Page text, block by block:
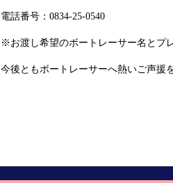
電話番号：0834-25-0540
※お渡し希望のボートレーサー名とプ
今後ともボートレーサーへ熱いご声援